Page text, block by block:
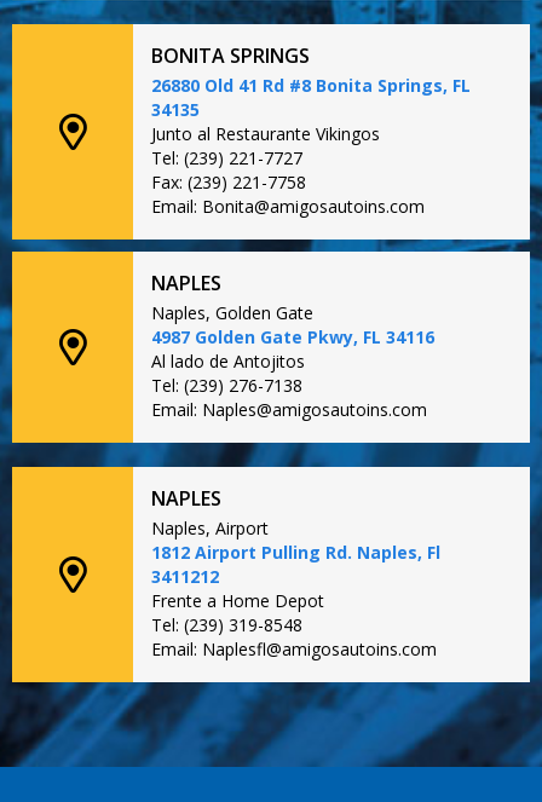
BONITA SPRINGS
26880 Old 41 Rd #8 Bonita Springs, FL
34135
Junto al Restaurante Vikingos
Tel: (239) 221-7727
Fax: (239) 221-7758
Email: Bonita@amigosautoins.com
NAPLES
Naples, Golden Gate
4987 Golden Gate Pkwy, FL 34116
Al lado de Antojitos
Tel: (239) 276-7138
Email: Naples@amigosautoins.com
NAPLES
Naples, Airport
1812 Airport Pulling Rd. Naples, Fl
3411212
Frente a Home Depot
Tel: (239) 319-8548
Email: Naplesfl@amigosautoins.com